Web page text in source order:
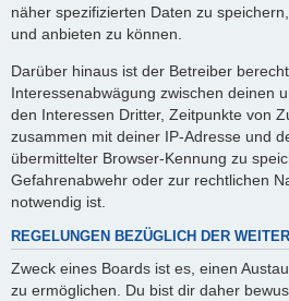
näher spezifizierten Daten zu
und anbieten zu können.
Darüber hinaus ist der Betreiber
Interessenabwägung zwischen deinen
den Interessen Dritter, Zeitpunkte von
zusammen mit deiner IP-Adresse und
übermittelter Browser-Kennung zu
Gefahrenabwehr oder zur rechtlichen
notwendig ist.
REGELUNGEN BEZÜGLICH DER
Zweck eines Boards ist es, einen
zu ermöglichen. Du bist dir daher